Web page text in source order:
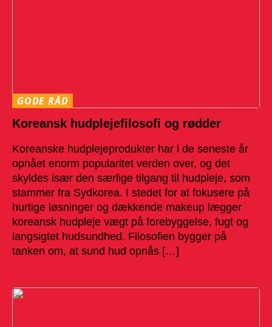
GODE RÅD
Koreansk hudplejefilosofi og rødder
Koreanske hudplejeprodukter har i de seneste år
opnået enorm popularitet verden over, og det
skyldes især den særlige tilgang til hudpleje, som
stammer fra Sydkorea. I stedet for at fokusere på
hurtige løsninger og dækkende makeup lægger
koreansk hudpleje vægt på forebyggelse, fugt og
langsigtet hudsundhed. Filosofien bygger på
tanken om, at sund hud opnås […]